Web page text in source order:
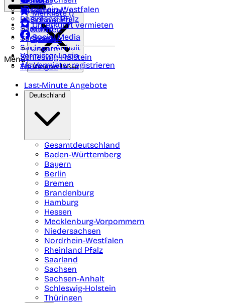
Nordrhein-Westfalen
Rheinland Pfalz
Saarland
Sachsen
Sachsen-Anhalt
Schleswig-Holstein
Thüringen
Portugal
Schweden
Schweiz
Spanien
Ungarn
Merkliste ()
Unterkunft vermieten
Social Media
Vermieter-Login
Als Vermieter registrieren
Menü
Menü schließen
Last-Minute Angebote
Deutschland
Gesamtdeutschland
Baden-Württemberg
Bayern
Berlin
Bremen
Brandenburg
Hamburg
Hessen
Mecklenburg-Vorpommern
Niedersachsen
Nordrhein-Westfalen
Rheinland Pfalz
Saarland
Sachsen
Sachsen-Anhalt
Schleswig-Holstein
Thüringen